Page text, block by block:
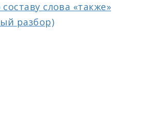
слова «также»
разбор)